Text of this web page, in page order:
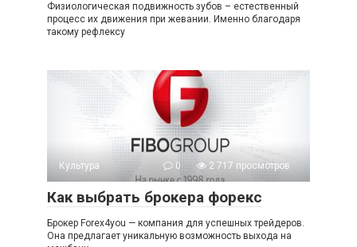
Физиологическая подвижность зубов – естественный
процесс их движения при жевании. Именно благодаря
такому рефлексу
Культура 0 2 717 просмотров
Как выбрать брокера форекс
Брокер Forex4you — компания для успешных трейдеров.
Она предлагает уникальную возможность выхода на